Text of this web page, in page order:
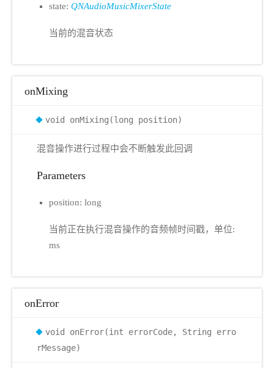
state: QNAudioMusicMixerState
当前的混音状态
onMixing
void onMixing(long position)
混音操作进行过程中会不断触发此回调
Parameters
position: long
当前正在执行混音操作的音频帧时间戳，单位:
ms
onError
void onError(int errorCode, String erro
rMessage)